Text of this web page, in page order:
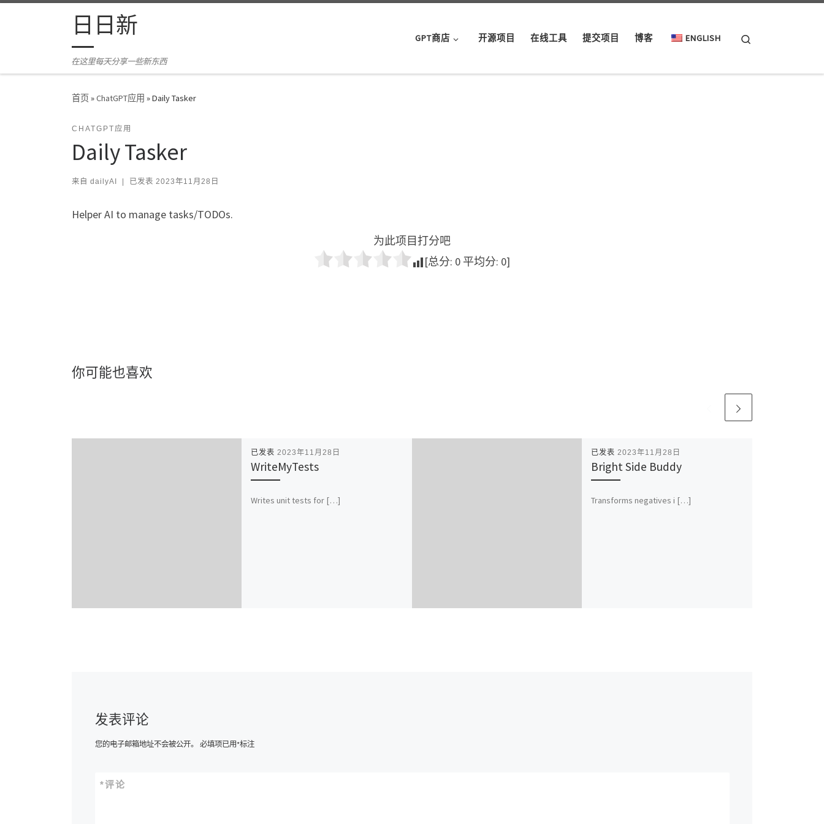
Skip to content日日新
在这里每天分享一些新东西
GPT商店 开源项目 在线工具 提交项目 博客 ENGLISH
首页»ChatGPT应用 »Daily Tasker
CHATGPT应用
Daily Tasker
来自 dailyAI 已发表 2023年11月28日
Helper AI to manage tasks/TODOs.
为此项目打分吧
[总分: 0 平均分: 0]
你可能也喜欢
已发表 2023年11月28日
WriteMyTests
Writes unit tests for […]
已发表 2023年11月28日
Bright Side Buddy
Transforms negatives i […]
发表评论
您的电子邮箱地址不会被公开。 必填项已用*标注
评论
*